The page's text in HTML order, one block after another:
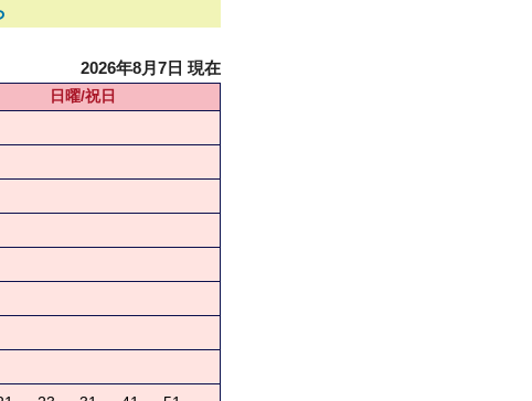
2026年8月7日 現在
日曜/祝日